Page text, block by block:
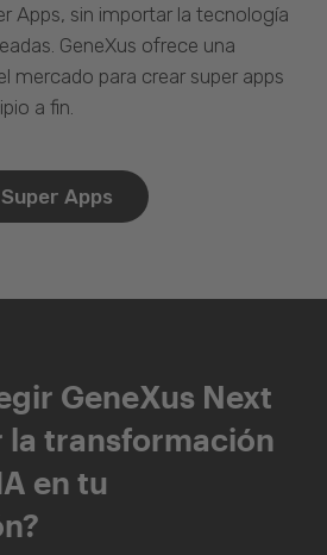
Apps, sin importar la tecnología
GeneXus ofrece una
mercado para crear super apps
a fin.
Apps
GeneXus Next
la transformación
en tu